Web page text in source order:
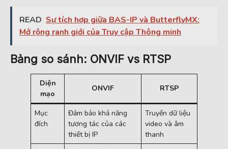
READ Sự tích hợp giữa BAS-IP và ButterflyMX:
Mở rộng ranh giới của Truy cập Thông minh
Bảng so sánh: ONVIF vs RTSP
Diện
mạo
ONVIF RTSP
Mục
đích
Đảm bảo khả năng
tương tác của các
thiết bị IP
Truyền dữ liệu
video và âm
thanh